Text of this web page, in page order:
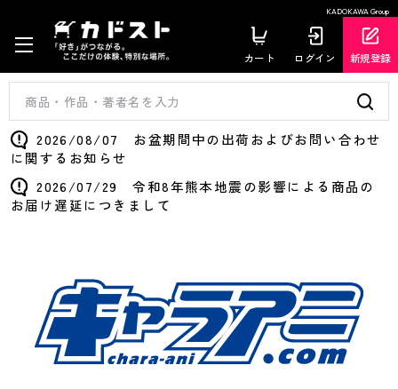
KADOKAWA Group
カート ログイン 新規登録
2026/08/07 お盆期間中の出荷およびお問い合わせ
に関するお知らせ
2026/07/29 令和8年熊本地震の影響による商品の
お届け遅延につきまして